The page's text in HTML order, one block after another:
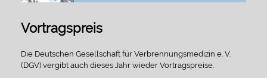
Vortragspreis
Die Deutschen Gesellschaft für Verbrennungsmedizin e. V.
(DGV) vergibt auch dieses Jahr wieder Vortragspreise.